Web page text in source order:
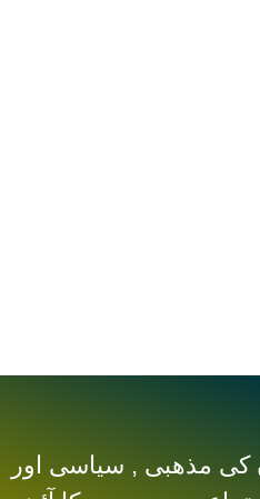
کی مذهبی , سیاسی اور